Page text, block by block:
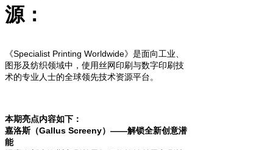
源：
《Specialist Printing Worldwide》是面向工业、
图形及纺织领域中，使用丝网印刷与数字印刷技
术的专业人士的全球领先技术资源平台。
本期亮点内容如下：
嘉洛斯（Gallus Screeny）——解锁全新创意潜
能